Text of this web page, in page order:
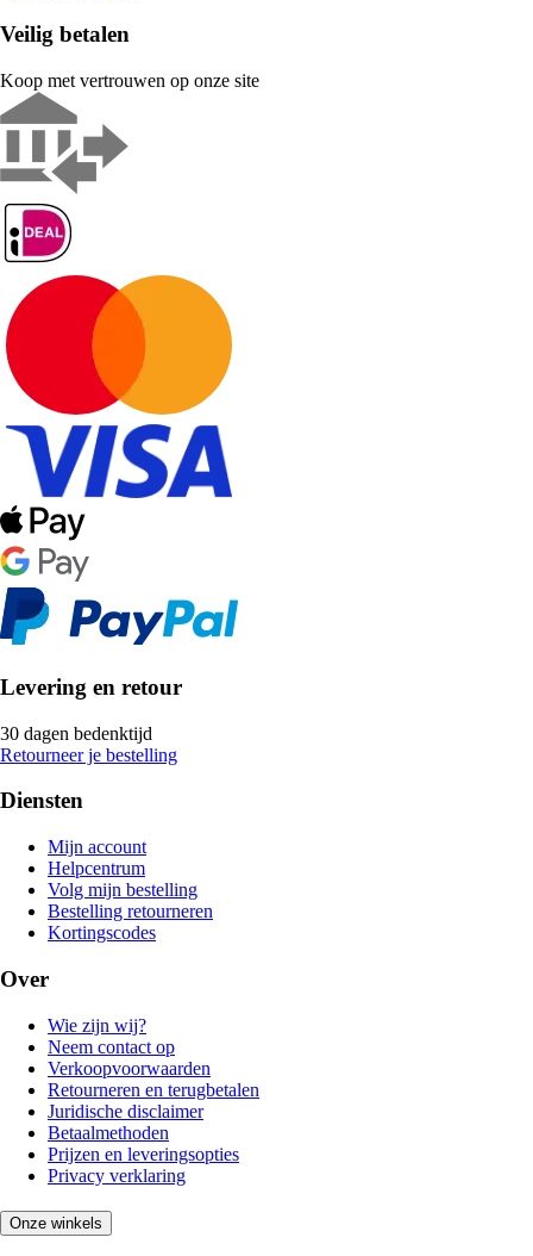
Veilig betalen
Koop met vertrouwen op onze site
Levering en retour
30 dagen bedenktijd
Retourneer je bestelling
Diensten
Mijn account
Helpcentrum
Volg mijn bestelling
Bestelling retourneren
Kortingscodes
Over
Wie zijn wij?
Neem contact op
Verkoopvoorwaarden
Retourneren en terugbetalen
Juridische disclaimer
Betaalmethoden
Prijzen en leveringsopties
Privacy verklaring
Onze winkels